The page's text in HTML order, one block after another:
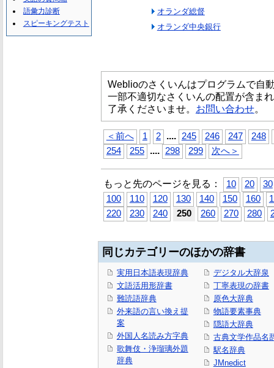
オランダ総督
オランダ中央銀行
Weblioのさくいんはプログラムで自
一部不適切なさくいんの配置が含ま
了承くださいませ。 お問い合わせ。
＜前へ 1 2 .... 245 246 247
248
254
255 .... 298 299 次へ＞
もっと先のページを見る： 10 20
30
100
110 120 130 140 150 160
220
230 240 250 260 270 280
同じカテゴリーのほかの辞書
実用日本語表現辞典
文語活用形辞書
難読語辞典
外来語の言い換え提
案
外国人名読み方字典
歌舞伎・浄瑠璃外題
辞典
デジタル大辞泉
丁寧表現の辞書
原色大辞典
物語要素事典
隠語大辞典
古典文学作品名
駅名辞典
JMnedict
語彙力診断
スピーキングテスト